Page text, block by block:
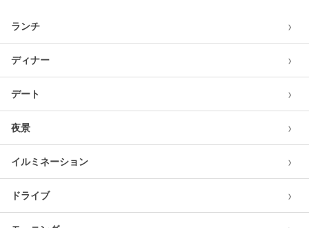
ランチ ›
ディナー ›
デート ›
夜景 ›
イルミネーション ›
ドライブ ›